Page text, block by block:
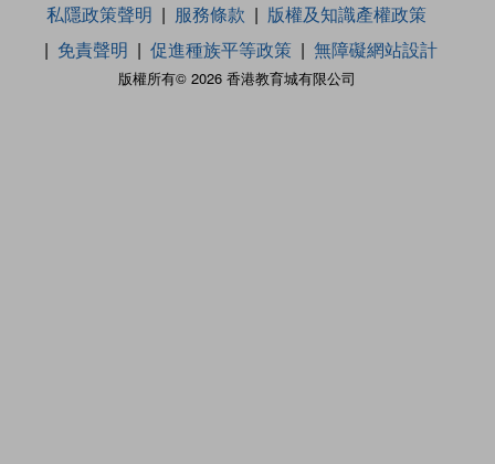
版權所有© 2026 香港教育城有限公司
私隱政策聲明 服務條款
版權及知識產權政策
免責聲明
促進種族平等政策 無障礙網站設計